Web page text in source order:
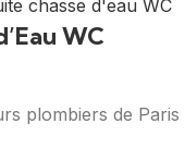
WC
plombiers de